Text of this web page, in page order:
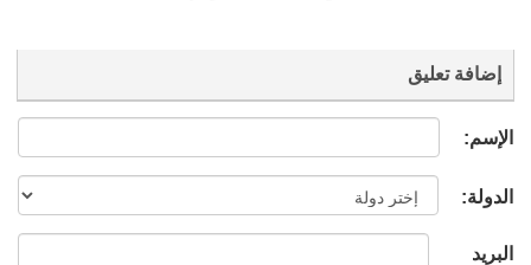
إضافة تعليق
الإسم:
الدولة:
البريد